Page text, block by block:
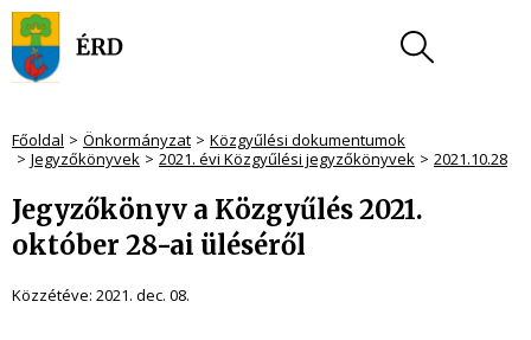
Főoldal Önkormányzat
Közgyűlési dokumentumok
Jegyzőkönyvek
2021. évi Közgyűlési jegyzőkönyvek 2021.10.28
Jegyzőkönyv a Közgyűlés 2021.
október 28-ai üléséről
Közzétéve: 2021. dec. 08.